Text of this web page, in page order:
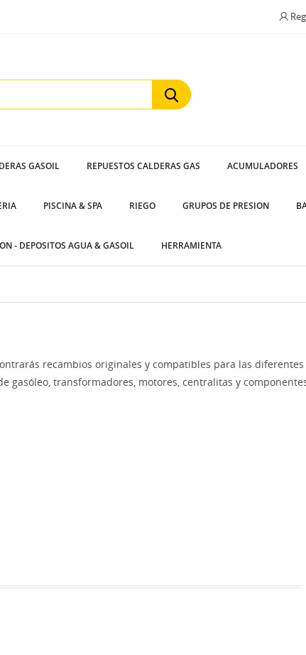
GASOIL REPUESTOS CALDERAS GAS ACUMULADORES
PISCINA & SPA RIEGO GRUPOS DE PRESION
- DEPOSITOS AGUA & GASOIL HERRAMIENTA
recambios originales y compatibles para las diferentes
gasóleo, transformadores, motores, centralitas y